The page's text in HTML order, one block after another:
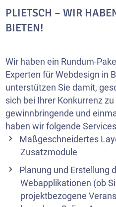
PLIETSCH – WIR
BIETEN!
Wir haben ein Rundum-
Experten für Webdesign in
unterstützen Sie damit,
sich bei Ihrer Konkurrenz
gewinnbringende und
haben wir folgende
Maßgeschneidertes
Zusatzmodule
Planung und Erstellung
Webapplikationen (ob
projektbezogene